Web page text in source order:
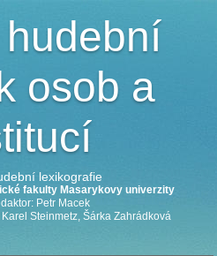
osob a
lexikografie
fakulty Masarykovy univerzity
Petr Macek
Steinmetz, Šárka Zahrádková